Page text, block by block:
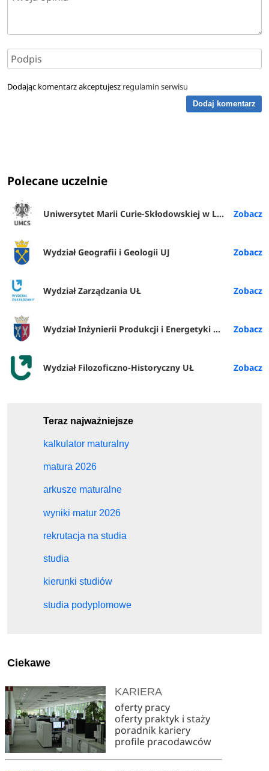
Dodając komentarz akceptujesz regulamin serwisu
Dodaj komentarz
Polecane uczelnie
Uniwersytet Marii Curie-Skłodowskiej w Lublinie
Wydział Geografii i Geologii UJ
Wydział Zarządzania UŁ
Wydział Inżynierii Produkcji i Energetyki URK
Wydział Filozoficzno-Historyczny UŁ
Teraz najważniejsze
kalkulator maturalny
matura 2026
arkusze maturalne
wyniki matur 2026
rekrutacja na studia
studia
kierunki studiów
studia podyplomowe
Ciekawe
KARIERA
oferty pracy
oferty praktyk i staży
poradnik kariery
profile pracodawców